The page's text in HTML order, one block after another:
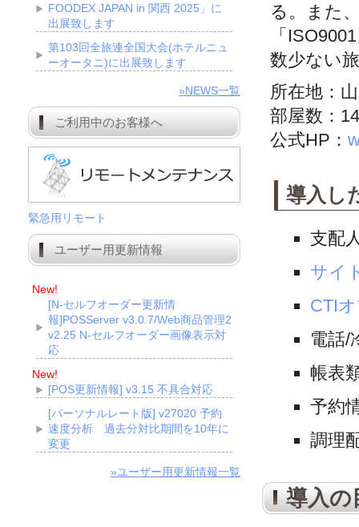
る。また
「
数少ない
所在地：
部屋数：
公式HP：
導入し
支配
サイ
CTI
電話/
帳表
予約
調理
導入
FOODEX JAPAN in 関西 2025」に
出展致します
第103回全旅連全国大会(ホテルニュ
ーオータニ)に出展致します
»NEWS一覧
ご利用中のお客様へ
緊急用リモート
ユーザー用更新情報
New!
[N-セルフオーダー更新情
報]POSServer v3.0.7/Web商品管理2
v2.25 N-セルフオーダー画像表示対
応
New!
[POS更新情報] v3.15 不具合対応
[パーソナルレート版] v27020 予約
速度分析 過去分対比期間を10年に
変更
»ユーザー用更新情報一覧